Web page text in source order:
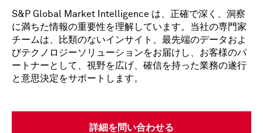
S&P Global Market Intelligence は、正確で深く、洞察
に満ちた情報の重要性を理解しています。当社の専門家
チームは、比類のないインサイト、最先端のデータおよ
びテクノロジーソリューションをお届けし、お客様のパ
ートナーとして、視野を広げ、確信を持った業務の遂行
と意思決定をサポートします。
詳細を問い合わせる